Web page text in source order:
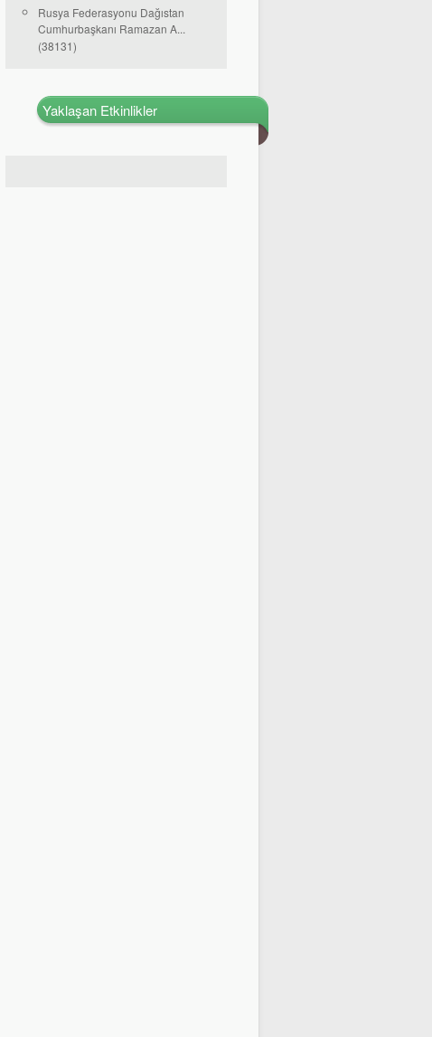
Rusya Federasyonu Dağıstan
Cumhurbaşkanı Ramazan A...
(38131)
Yaklaşan Etkinlikler